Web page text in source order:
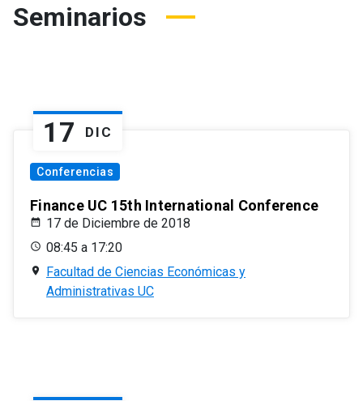
Seminarios
17 DIC
Conferencias
Finance UC 15th International Conference
17 de Diciembre de 2018
08:45 a 17:20
Facultad de Ciencias Económicas y
Administrativas UC